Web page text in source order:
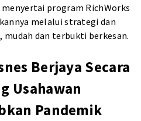
program RichWorks
melalui strategi dan
dan terbukti berkesan.
Berjaya Secara
Usahawan
Pandemik